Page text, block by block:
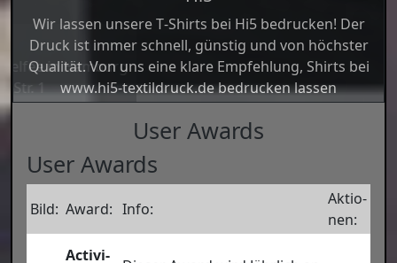
JuwelBox
Juwel­Box by Nadi­ne Yol­das Die Nagel­fee in Ham­burg
Baren­feld | Von-Sau­er-Str. 1
User Awards
User Awards
Bild: Award: Info:
Aktio­
nen:
Acti­vi­